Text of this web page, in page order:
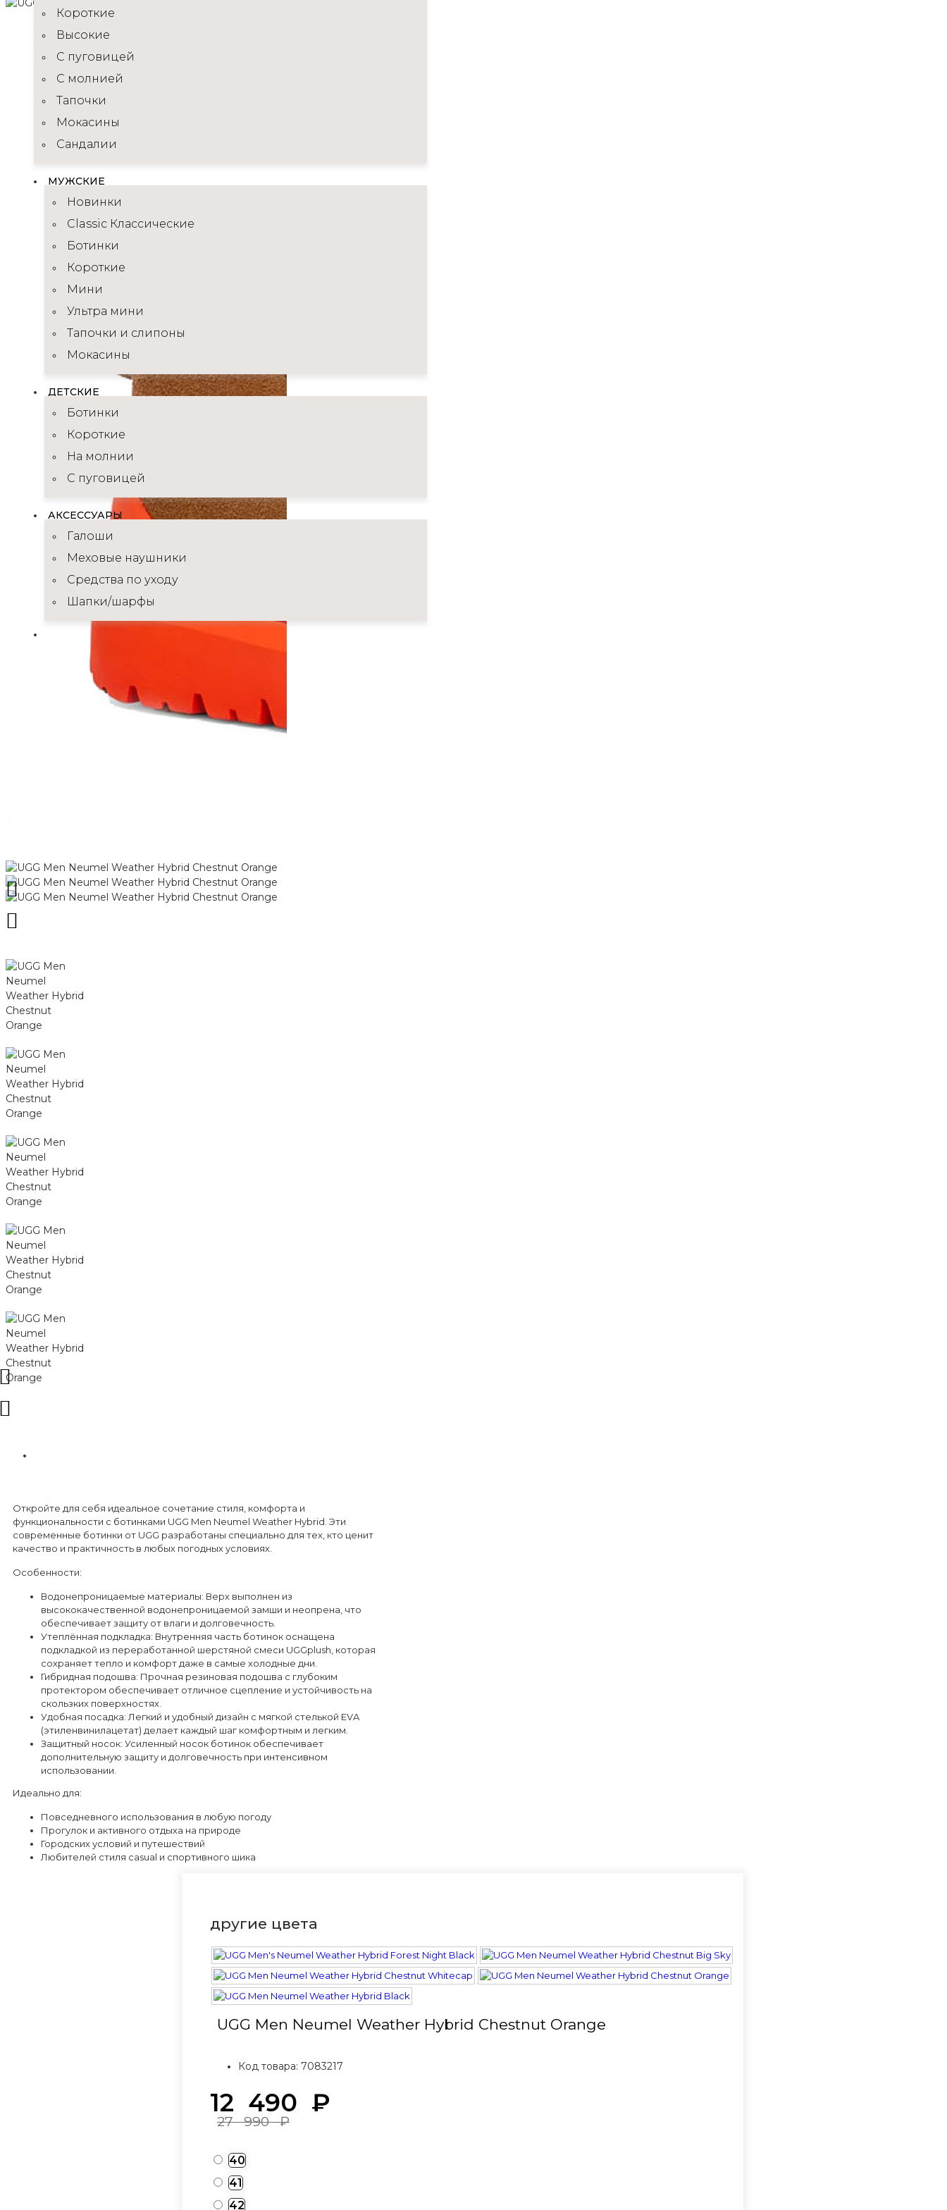
Короткие
Высокие
C пуговицей
С молнией
Тапочки
Мокасины
Сандалии
МУЖСКИЕ
Новинки
Classic Классические
Ботинки
Короткие
Мини
Ультра мини
Тапочки и слипоны
Мокасины
ДЕТСКИЕ
Ботинки
Короткие
На молнии
С пуговицей
АКСЕССУАРЫ
Галоши
Меховые наушники
Средства по уходу
Шапки/шарфы
Откройте для себя идеальное сочетание стиля, комфорта и
функциональности с ботинками UGG Men Neumel Weather Hybrid. Эти
современные ботинки от UGG разработаны специально для тех, кто ценит
качество и практичность в любых погодных условиях.
Особенности:
Водонепроницаемые материалы: Верх выполнен из
высококачественной водонепроницаемой замши и неопрена, что
обеспечивает защиту от влаги и долговечность.
Утеплённая подкладка: Внутренняя часть ботинок оснащена
подкладкой из переработанной шерстяной смеси UGGplush, которая
сохраняет тепло и комфорт даже в самые холодные дни.
Гибридная подошва: Прочная резиновая подошва с глубоким
протектором обеспечивает отличное сцепление и устойчивость на
скользких поверхностях.
Удобная посадка: Легкий и удобный дизайн с мягкой стелькой EVA
(этиленвинилацетат) делает каждый шаг комфортным и легким.
Защитный носок: Усиленный носок ботинок обеспечивает
дополнительную защиту и долговечность при интенсивном
использовании.
Идеально для:
Повседневного использования в любую погоду
Прогулок и активного отдыха на природе
Городских условий и путешествий
Любителей стиля casual и спортивного шика
другие цвета
UGG Men Neumel Weather Hybrid Chestnut Orange
Код товара: 7083217
12 490 ₽
27 990₽
40
41
42